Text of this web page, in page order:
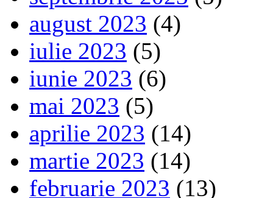
august 2023 (4)
iulie 2023 (5)
iunie 2023 (6)
mai 2023 (5)
aprilie 2023 (14)
martie 2023 (14)
februarie 2023 (13)